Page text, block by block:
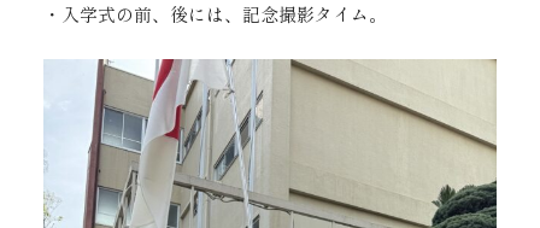
・入学式の前、後には、記念撮影タイム。